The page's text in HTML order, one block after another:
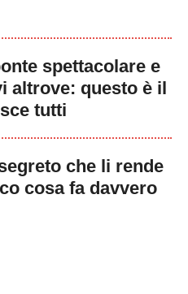
spettacolare e
altrove: questo è il
tutti
che li rende
cosa fa davvero